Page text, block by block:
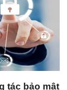
tác bảo mật